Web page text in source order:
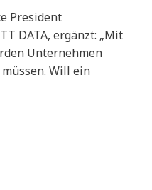
President
DATA, ergänzt: „Mit
Unternehmen
Will ein